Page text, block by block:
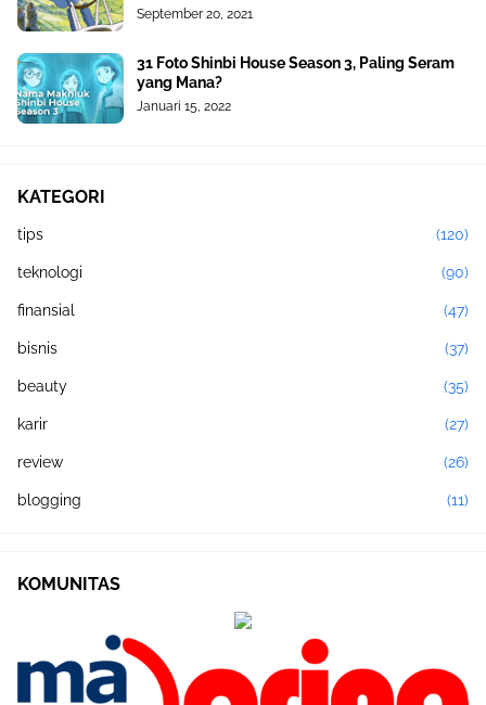
September 20, 2021
31 Foto Shinbi House Season 3, Paling Seram
yang Mana?
Januari 15, 2022
KATEGORI
tips (120)
teknologi (90)
finansial (47)
bisnis (37)
beauty (35)
karir (27)
review (26)
blogging (11)
KOMUNITAS